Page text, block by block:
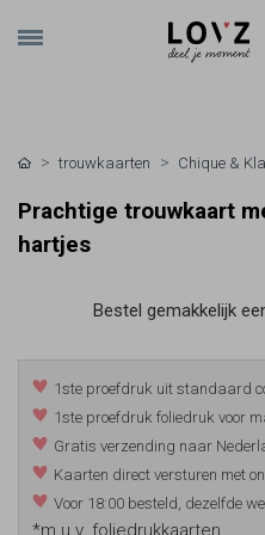
trouwkaarten Chique &
Prachtige trouwkaart
hartjes
Bestel gemakkelijk
1ste proefdruk uit standaard
1ste proefdruk foliedruk voor
Gratis verzending naar
Kaarten direct versturen met
Voor 18:00 besteld, dezelfde
*m.u.v. foliedrukkaarten